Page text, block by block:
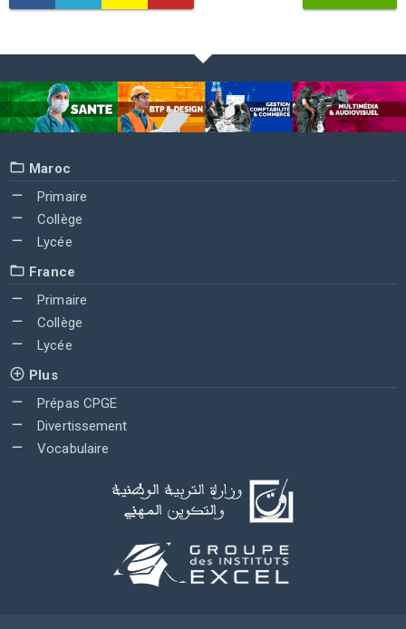
Maroc
Primaire
Collège
Lycée
France
Primaire
Collège
Lycée
Plus
Prépas CPGE
Divertissement
Vocabulaire